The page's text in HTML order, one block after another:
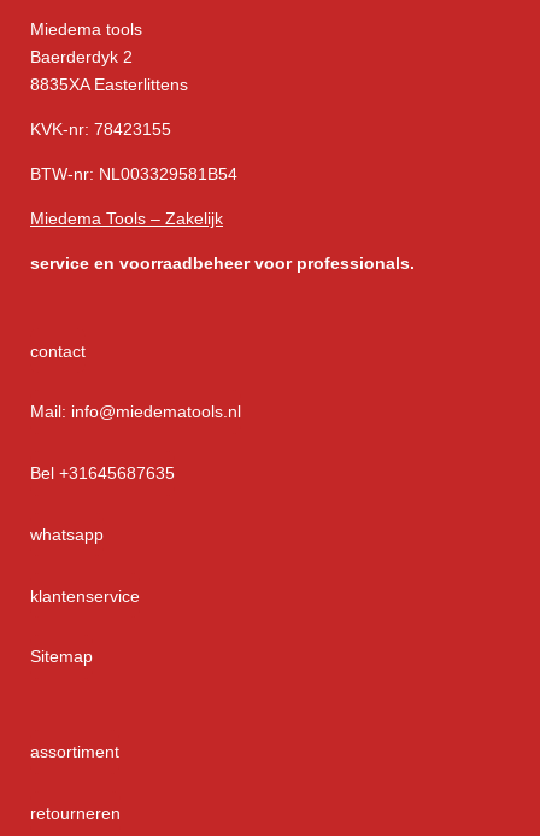
Miedema tools
Baerderdyk 2
8835XA Easterlittens
KVK-nr: 78423155
BTW-nr: NL003329581B54
Miedema Tools – Zakelijk
service en voorraadbeheer voor professionals.
contact
Mail: info@miedematools.nl
Bel +31645687635
whatsapp
klantenservice
Sitemap
assortiment
retourneren